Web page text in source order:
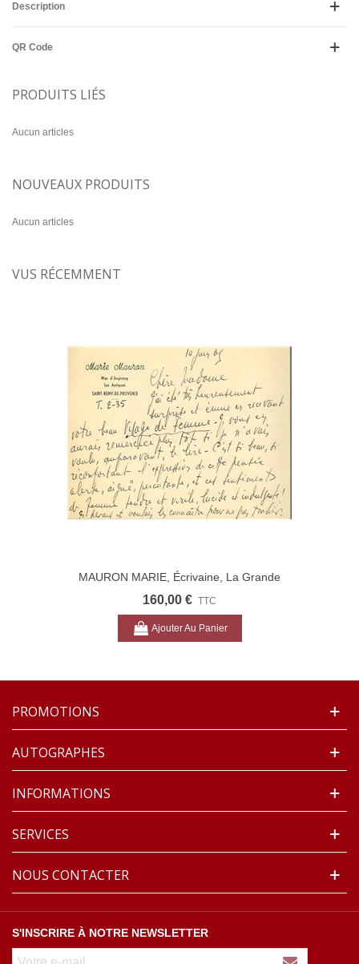
Description
QR Code
PRODUITS LIÉS
Aucun articles
NOUVEAUX PRODUITS
Aucun articles
VUS RÉCEMMENT
MAURON MARIE, Écrivaine, La Grande
Dame De Provence. Lettre Autographe (G
160,00 € TTC
Ajouter Au Panier
PROMOTIONS
AUTOGRAPHES
INFORMATIONS
SERVICES
NOUS CONTACTER
S'INSCRIRE À NOTRE NEWSLETTER